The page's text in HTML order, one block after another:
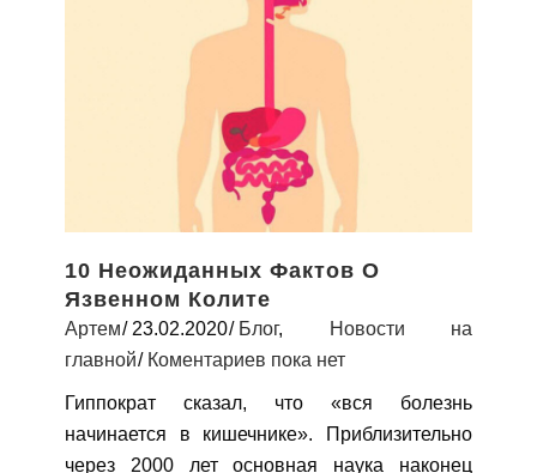
10 Неожиданных Фактов О
Язвенном Колите
Артем 23.02.2020 Блог,
Новости на
главной
Коментариев пока нет
Гиппократ сказал, что «вся болезнь
начинается в кишечнике». Приблизительно
через 2000 лет основная наука наконец